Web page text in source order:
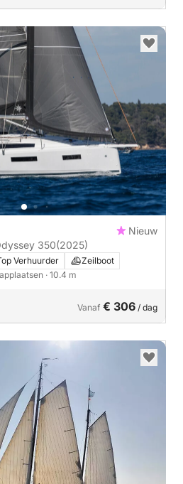
Nieuw
350(2025)
Verhuurder
Zeilboot
· 10.4 m
Vanaf € 306 / dag